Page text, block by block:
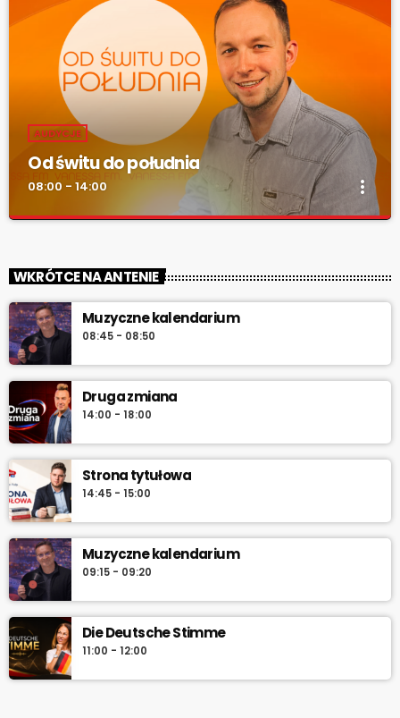
AUDYCJE
Od świtu do południa
08:00 - 14:00 more_vert
zacznij z nami każdy dzień!
„Od świtu do południa” – poranny program Radia Vanessa od
poniedziałku do soboty w godz. 6:00–12:00. Jakub Koniński
serwuje lokalne informacje, pogodę, przegląd wydarzeń i
najlepszą muzykę, która towarzyszy od pierwszych chwil dnia aż
WKRÓTCE NA ANTENIE
Muzyczne kalendarium
08:45 - 08:50
Druga zmiana
14:00 - 18:00
Strona tytułowa
14:45 - 15:00
Muzyczne kalendarium
09:15 - 09:20
Die Deutsche Stimme
11:00 - 12:00